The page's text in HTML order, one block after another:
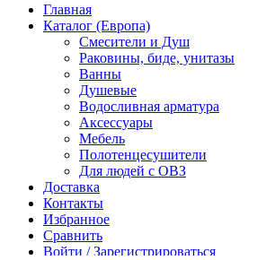
часть
d13*P8.7,
Главная
Каталог (Европа)
Смесители и Душ
Раковины, биде, унитазы
Ванны
Душевые
Водосливная арматура
Аксессуары
Мебель
Полотенцесушители
Для людей с ОВЗ
Доставка
Контакты
Избранное
Сравнить
Войти / Зарегистрироваться